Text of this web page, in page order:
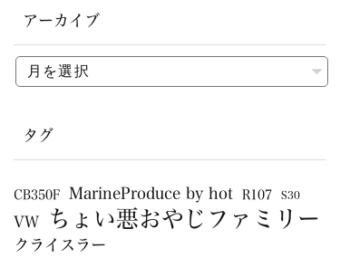
アーカイブ
タグ
CB350F MarineProduce by hot R107 S30
VW ちょい悪おやじファミリー
クライスラー